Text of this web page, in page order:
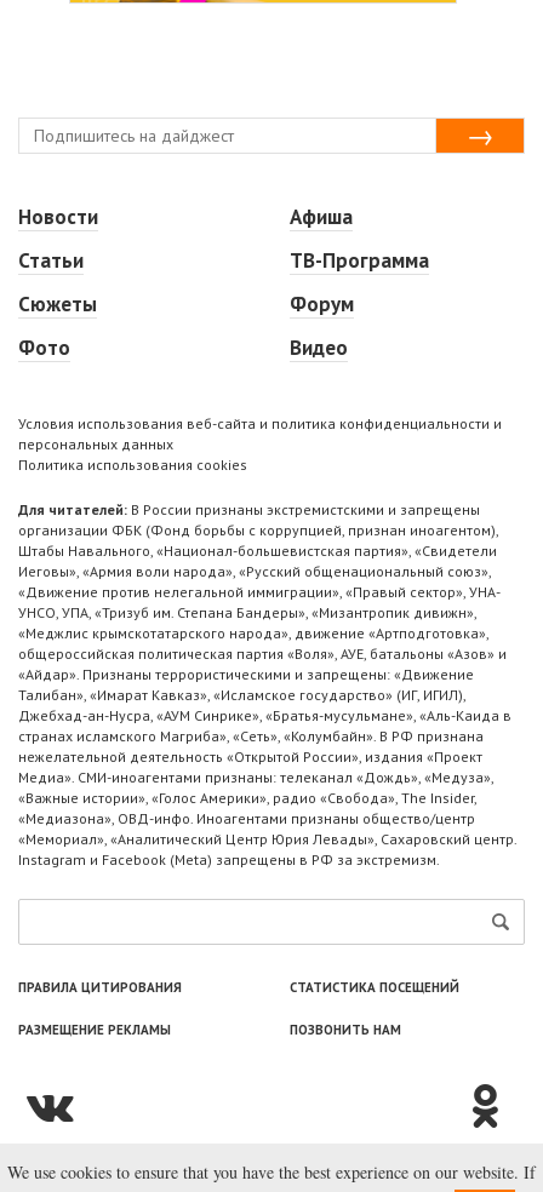
Новости
Статьи
Сюжеты
Фото
Афиша
ТВ-Программа
Форум
Видео
Условия использования веб-сайта и политика конфиденциальности и
персональных данных
Политика использования cookies
Для читателей: В России признаны экстремистскими и запрещены
организации ФБК (Фонд борьбы с коррупцией, признан иноагентом),
Штабы Навального, «Национал-большевистская партия», «Свидетели
Иеговы», «Армия воли народа», «Русский общенациональный союз»,
«Движение против нелегальной иммиграции», «Правый сектор», УНА-
УНСО, УПА, «Тризуб им. Степана Бандеры», «Мизантропик дивижн»,
«Меджлис крымскотатарского народа», движение «Артподготовка»,
общероссийская политическая партия «Воля», АУЕ, батальоны «Азов» и
«Айдар». Признаны террористическими и запрещены: «Движение
Талибан», «Имарат Кавказ», «Исламское государство» (ИГ, ИГИЛ),
Джебхад-ан-Нусра, «АУМ Синрике», «Братья-мусульмане», «Аль-Каида в
странах исламского Магриба», «Сеть», «Колумбайн». В РФ признана
нежелательной деятельность «Открытой России», издания «Проект
Медиа». СМИ-иноагентами признаны: телеканал «Дождь», «Медуза»,
«Важные истории», «Голос Америки», радио «Свобода», The Insider,
«Медиазона», ОВД-инфо. Иноагентами признаны общество/центр
«Мемориал», «Аналитический Центр Юрия Левады», Сахаровский центр.
Instagram и Facebook (Metа) запрещены в РФ за экстремизм.
ПРАВИЛА ЦИТИРОВАНИЯ СТАТИСТИКА ПОСЕЩЕНИЙ
РАЗМЕЩЕНИЕ РЕКЛАМЫ ПОЗВОНИТЬ НАМ
© ООО «Лаборатория Новоcтей», 2003—2026.
We use cookies to ensure that you have the best experience on our website. If